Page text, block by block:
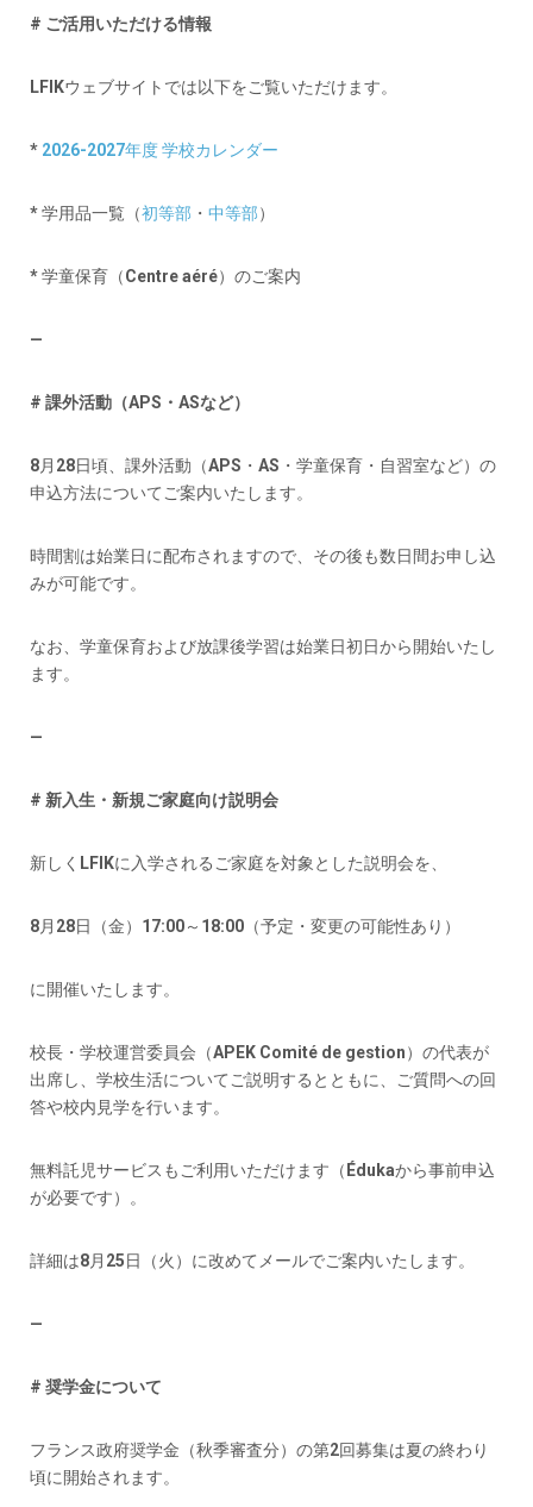
# ご活用いただける情報
LFIKウェブサイトでは以下をご覧いただけます。
* 2026-2027年度 学校カレンダー
* 学用品一覧（初等部 ・ 中等部）
* 学童保育（Centre aéré）のご案内
—
# 課外活動（APS・ASなど）
8月28日頃、課外活動（APS・AS・学童保育・自習室など）の
申込方法についてご案内いたします。
時間割は始業日に配布されますので、その後も数日間お申し込
みが可能です。
なお、学童保育および放課後学習は始業日初日から開始いたし
ます。
—
# 新入生・新規ご家庭向け説明会
新しくLFIKに入学されるご家庭を対象とした説明会を、
8月28日（金）17:00～18:00（予定・変更の可能性あり）
に開催いたします。
校長・学校運営委員会（APEK Comité de gestion）の代表が
出席し、学校生活についてご説明するとともに、ご質問への回
答や校内見学を行います。
無料託児サービスもご利用いただけます（Édukaから事前申込
が必要です）。
詳細は8月25日（火）に改めてメールでご案内いたします。
—
# 奨学金について
フランス政府奨学金（秋季審査分）の第2回募集は夏の終わり
頃に開始されます。